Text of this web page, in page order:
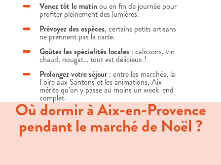
Venez tôt le matinou en fin de journée pour
profiter pleinement des lumières.
Prévoyez des espèces, certains petits artisans
ne prennent pas la carte.
Goûtez les spécialités locales : calissons, vin
chaud, nougat… tout est délicieux !
Prolongez votre séjour: entre les marchés, la
Foire aux Santons et les animations, Aix
mérite qu’on y passe au moins un week-end
complet.
Où dormir à Aix-en-Provence
pendant le marché de Noël ?